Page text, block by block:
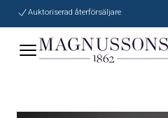
Auktoriserad återförsäljare